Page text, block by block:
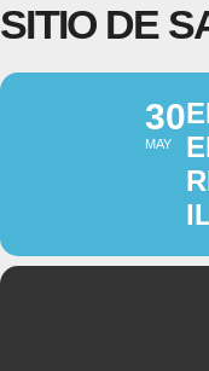
SITIO DE
30
MAY